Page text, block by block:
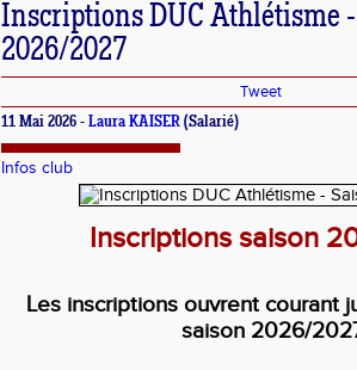
Inscriptions DUC Athlétisme
2026/2027
Tweet
11 Mai 2026 - Laura KAISER (Salarié)
Infos club
Inscriptions saison
Les inscriptions ouvrent courant
saison 2026/